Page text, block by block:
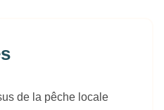
de la pêche locale